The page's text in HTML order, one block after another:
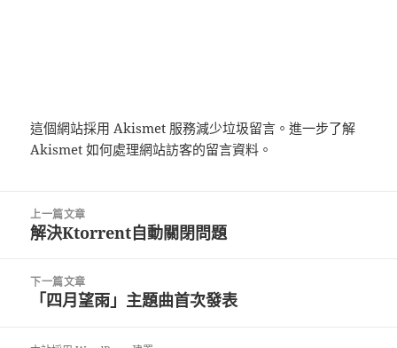
這個網站採用 Akismet 服務減少垃圾留言。進一步了解
Akismet 如何處理網站訪客的留言資料 。
上一篇文章
上
篇
文
解決Ktorrent自動關閉問題
下一篇文章
下
篇
「四月望雨」主題曲首次發表